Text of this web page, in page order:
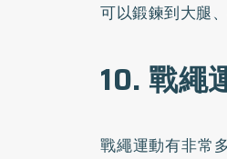
可以鍛鍊到大腿
10. 戰繩
戰繩運動有非常